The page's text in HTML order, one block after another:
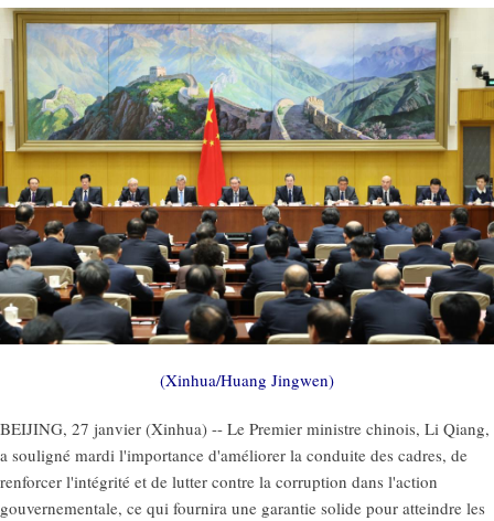
(Xinhua/Huang Jingwen)
BEIJING, 27 janvier (Xinhua) -- Le Premier ministre chinois, Li Qiang,
a souligné mardi l'importance d'améliorer la conduite des cadres, de
renforcer l'intégrité et de lutter contre la corruption dans l'action
gouvernementale, ce qui fournira une garantie solide pour atteindre les